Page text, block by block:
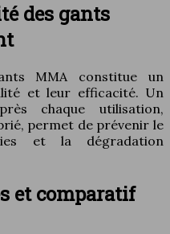
des gants
MMA constitue un
et leur efficacité. Un
chaque utilisation,
permet de prévenir le
et la dégradation
et comparatif